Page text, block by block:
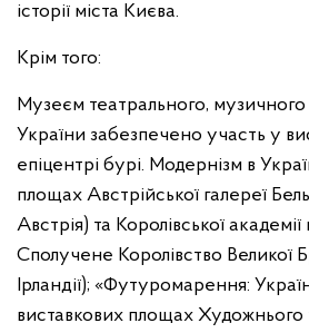
історії міста Києва.
Крім того:
Музеєм театрального, музичного
України забезпечено участь у
епіцентрі бурі. Модернізм в
площах Австрійської галереї
Австрія) та Королівської
Сполучене Королівство Великої
Ірландії); «Футуромарення:
виставкових площах Художнього